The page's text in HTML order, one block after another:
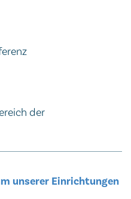
der
unserer Einrichtungen